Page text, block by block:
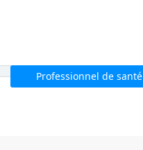
Professionnel de santé